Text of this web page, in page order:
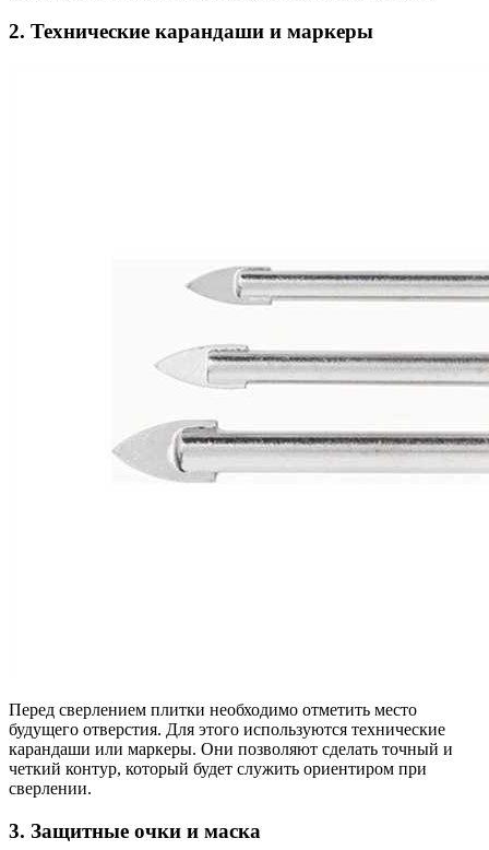
2. Технические карандаши и маркеры
Перед сверлением плитки необходимо отметить место
будущего отверстия. Для этого используются технические
карандаши или маркеры. Они позволяют сделать точный и
четкий контур, который будет служить ориентиром при
сверлении.
3. Защитные очки и маска